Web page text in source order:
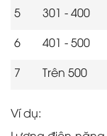
5
301 - 400
6
401 - 500
7
Trên 500
Ví dụ: